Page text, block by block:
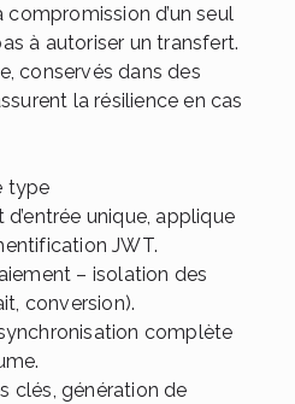
compromission d’un seul
à autoriser un transfert.
conservés dans des
la résilience en cas
type
unique, applique
JWT.
– isolation des
conversion).
complète
clés, génération de